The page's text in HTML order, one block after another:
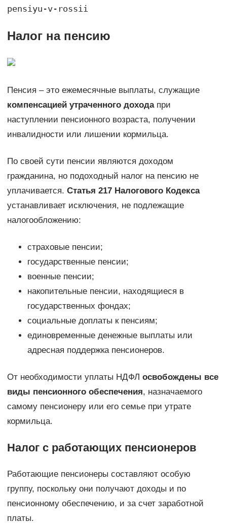
pensiyu-v-rossii
Налог на пенсию
Пенсия – это ежемесячные выплаты, служащие
компенсацией утраченного доходапри
наступлении пенсионного возраста, получении
инвалидности или лишении кормильца.
По своей сути пенсии являются доходом
гражданина, но подоходный налог на пенсию не
уплачивается. Статья 217 Налогового Кодекса
устанавливает исключения, не подлежащие
налогообложению:
страховые пенсии;
государственные пенсии;
военные пенсии;
накопительные пенсии, находящиеся в
государственных фондах;
социальные доплаты к пенсиям;
единовременные денежные выплаты или
адресная поддержка пенсионеров.
От необходимости уплаты НДФЛ освобождены все
виды пенсионного обеспечения, назначаемого
самому пенсионеру или его семье при утрате
кормильца.
Налог с работающих пенсионеров
Работающие пенсионеры составляют особую
группу, поскольку они получают доходы и по
пенсионному обеспечению, и за счет заработной
платы.